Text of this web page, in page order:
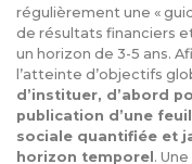
régulièrement une «
de résultats financiers
un horizon de 3-5 ans.
l’atteinte d’objectifs
d’instituer, d’abord
publication d’une
sociale quantifiée et
horizon temporel.